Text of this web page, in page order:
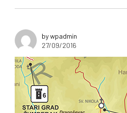
by wpadmin
27/09/2016